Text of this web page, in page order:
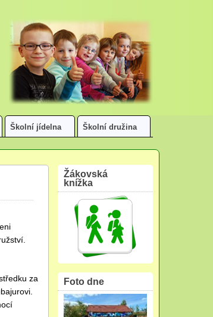
Školní jídelna Školní družina
za
Žákovská
knížka
Foto dne